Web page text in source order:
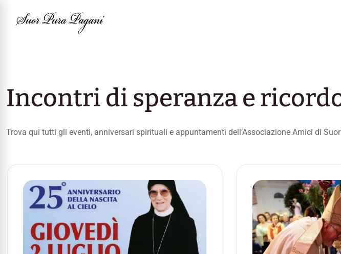
Incontri di speranza e
Trova qui tutti gli eventi, anniversari spirituali e appuntamenti dell’Associazione Amici di